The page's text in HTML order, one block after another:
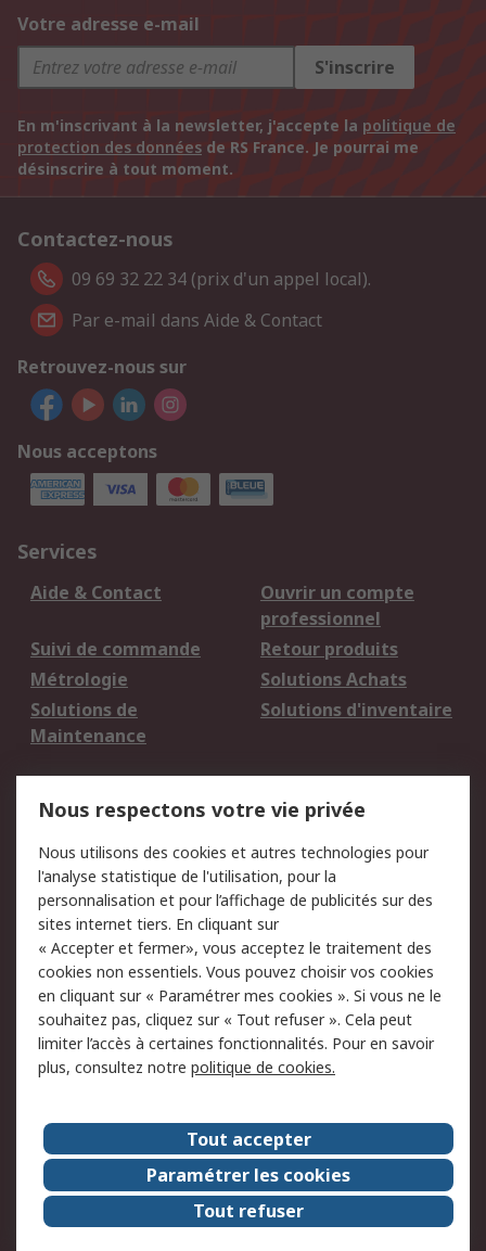
Votre adresse e-mail
S'inscrire
En m'inscrivant à la newsletter, j'accepte la politique de
protection des données de RS France. Je pourrai me
désinscrire à tout moment.
Contactez-nous
09 69 32 22 34 (prix d'un appel local).
Par e-mail dans Aide & Contact
Retrouvez-nous sur
Nous acceptons
Services
Aide & Contact
Ouvrir un compte
professionnel
Suivi de commande
Retour produits
Métrologie
Solutions Achats
Solutions de
Maintenance
Solutions d'inventaire
du site
Politique de protection
des données - Mise à
jour
Sécurité des E-mails
Conditions générales
de vente
Politique anti-
corruption
Campagnes marketing
A propos de RS
A propos de RS France
Evénements
Le groupe RS Group Plc
Presse
RS dans le monde
Démarche RSE
Nous rejoindre
RS Particuliers
Nous respectons votre vie privée
Nous utilisons des cookies et autres technologies pour
l'analyse statistique de l'utilisation, pour la
personnalisation et pour l’affichage de publicités sur des
sites internet tiers. En cliquant sur
« Accepter et fermer», vous acceptez le traitement des
cookies non essentiels. Vous pouvez choisir vos cookies
en cliquant sur « Paramétrer mes cookies ». Si vous ne le
souhaitez pas, cliquez sur « Tout refuser ». Cela peut
limiter l’accès à certaines fonctionnalités. Pour en savoir
plus, consultez notre politique de cookies.
Tout accepter
Paramétrer les cookies
Tout refuser